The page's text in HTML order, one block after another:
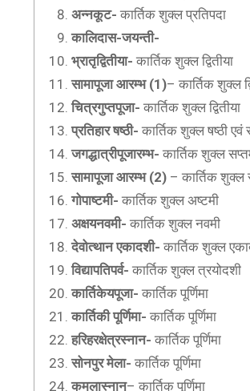
अन्नकूट- कार्तिक शुक्ल प्रतिपदा
कालिदास-जयन्ती-
भ्रातृद्वितीया- कार्तिक शुक्ल द्वितीया
सामापूजा आरम्भ (1)– कार्तिक शुक्ल
चित्रगुप्तपूजा- कार्तिक शुक्ल द्वितीया
प्रतिहार षष्ठी- कार्तिक शुक्ल षष्ठी एवं
जगद्धात्रीपूजारम्भ- कार्तिक शुक्ल
सामापूजा आरम्भ (2) – कार्तिक शुक्ल
गोपाष्टमी- कार्तिक शुक्ल अष्टमी
अक्षयनवमी- कार्तिक शुक्ल नवमी
देवोत्थान एकादशी- कार्तिक शुक्ल
विद्यापतिपर्व- कार्तिक शुक्ल त्रयोदशी
कार्तिकेयपूजा- कार्तिक पूर्णिमा
कार्तिकी पूर्णिमा- कार्तिक पूर्णिमा
हरिहरक्षेत्रस्नान- कार्तिक पूर्णिमा
सोनपुर मेला- कार्तिक पूर्णिमा
कमलास्नान– कार्तिक पूर्णिमा